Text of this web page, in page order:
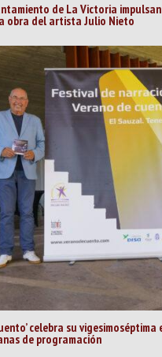
de La Victoria
obra del artista Julio Nieto
celebra su
de programación